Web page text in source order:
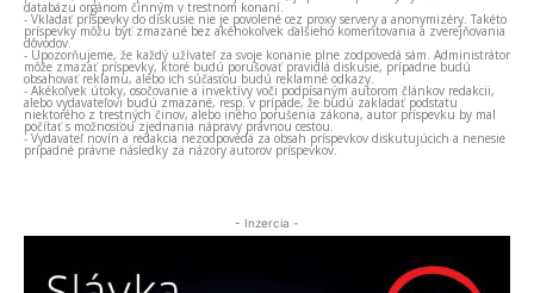
databázu orgánom činným v trestnom konaní.
- Vkladať príspevky do diskusie nie je povolené cez proxy servery a anonymizéry. Takéto
príspevky môžu byť zmazané bez akéhokoľvek ďalšieho komentovania a zverejňovania
dôvodov.
- Upozorňujeme, že každý užívateľ za svoje konanie plne zodpovedá sám. Administrátor
môže zmazať príspevky, ktoré budú porušovať pravidlá diskusie, prípadne budú
obsahovať reklamu, alebo ich súčasťou budú reklamné odkazy.
- Akékoľvek útoky, osočovanie a invektívy voči podpísaným autorom článkov redakcii,
alebo vydavateľovi budú zmazané, resp. v prípade, že budú zakladať podstatu
niektorého z trestných činov, alebo iného porušenia zákona, autor príspevku by mal
počítať s možnosťou zjednania nápravy právnou cestou.
- Vydavateľ novín a redakcia nezodpovedá za obsah príspevkov diskutujúcich a nenesie
prípadné právne následky za názory autorov príspevkov.
- Inzercia -